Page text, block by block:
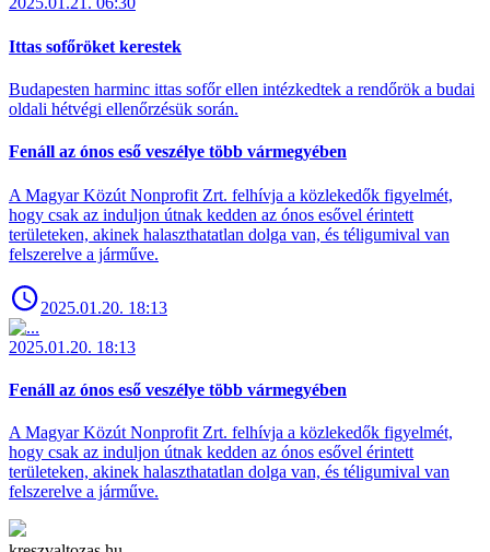
Ittas sofőröket kerestek
Budapesten harminc ittas sofőr ellen intézkedtek a rendőrök a budai
oldali hétvégi ellenőrzésük során.
Fenáll az ónos eső veszélye több vármegyében
A Magyar Közút Nonprofit Zrt. felhívja a közlekedők figyelmét,
hogy csak az induljon útnak kedden az ónos esővel érintett
területeken, akinek halaszthatatlan dolga van, és téligumival van
felszerelve a járműve.
2025.01.20. 18:13
2025.01.20. 18:13
Fenáll az ónos eső veszélye több vármegyében
A Magyar Közút Nonprofit Zrt. felhívja a közlekedők figyelmét,
hogy csak az induljon útnak kedden az ónos esővel érintett
területeken, akinek halaszthatatlan dolga van, és téligumival van
felszerelve a járműve.